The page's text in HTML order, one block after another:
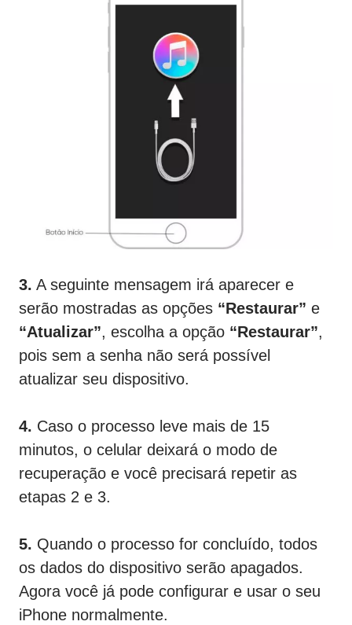
3. A seguinte mensagem irá aparecer e
serão mostradas as opções “Restaurar” e
“Atualizar”, escolha a opção “Restaurar”,
pois sem a senha não será possível
atualizar seu dispositivo.
4. Caso o processo leve mais de 15
minutos, o celular deixará o modo de
recuperação e você precisará repetir as
etapas 2 e 3.
5. Quando o processo for concluído, todos
os dados do dispositivo serão apagados.
Agora você já pode configurar e usar o seu
iPhone normalmente.